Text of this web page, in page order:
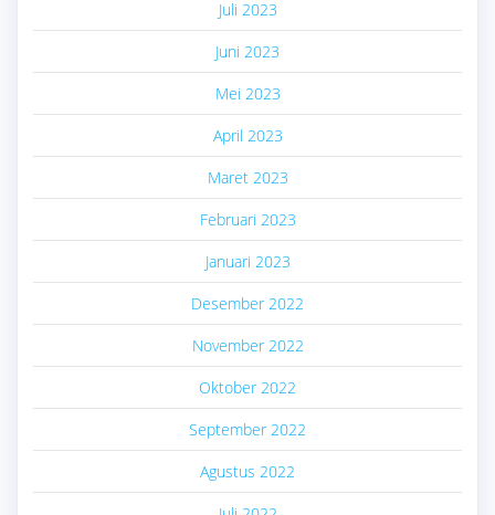
Juli 2023
Juni 2023
Mei 2023
April 2023
Maret 2023
Februari 2023
Januari 2023
Desember 2022
November 2022
Oktober 2022
September 2022
Agustus 2022